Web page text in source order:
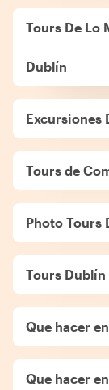
Tours De Lo
Dublín
Excursiones
Tours de
Photo Tours
Tours Dublín
Que hacer
Que hacer